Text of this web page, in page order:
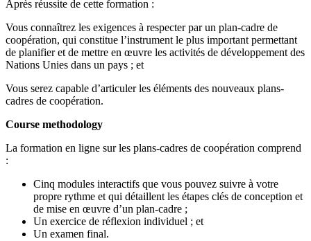
Après réussite de cette formation :
Vous connaîtrez les exigences à respecter par un plan-cadre de
coopération, qui constitue l’instrument le plus important permettant
de planifier et de mettre en œuvre les activités de développement des
Nations Unies dans un pays ; et
Vous serez capable d’articuler les éléments des nouveaux plans-
cadres de coopération.
Course methodology
La formation en ligne sur les plans-cadres de coopération comprend
:
Cinq modules interactifs que vous pouvez suivre à votre
propre rythme et qui détaillent les étapes clés de conception et
de mise en œuvre d’un plan-cadre ;
Un exercice de réflexion individuel ; et
Un examen final.